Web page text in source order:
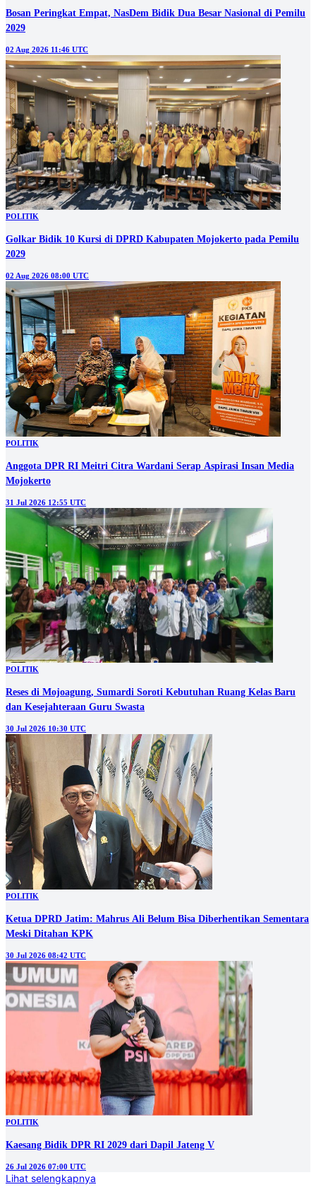
Bosan Peringkat Empat, NasDem Bidik Dua Besar Nasional di Pemilu
2029
02 Aug 2026 11:46 UTC
POLITIK
Golkar Bidik 10 Kursi di DPRD Kabupaten Mojokerto pada Pemilu
2029
02 Aug 2026 08:00 UTC
POLITIK
Anggota DPR RI Meitri Citra Wardani Serap Aspirasi Insan Media
Mojokerto
31 Jul 2026 12:55 UTC
POLITIK
Reses di Mojoagung, Sumardi Soroti Kebutuhan Ruang Kelas Baru
dan Kesejahteraan Guru Swasta
30 Jul 2026 10:30 UTC
POLITIK
Ketua DPRD Jatim: Mahrus Ali Belum Bisa Diberhentikan Sementara
Meski Ditahan KPK
30 Jul 2026 08:42 UTC
POLITIK
Kaesang Bidik DPR RI 2029 dari Dapil Jateng V
26 Jul 2026 07:00 UTC
Lihat selengkapnya